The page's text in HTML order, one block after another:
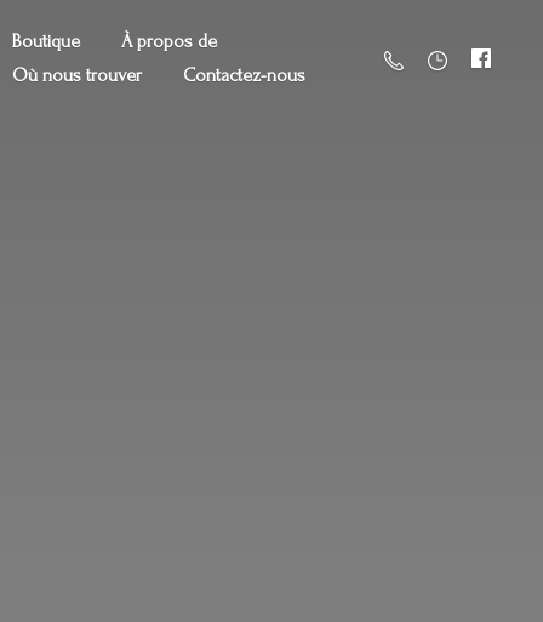
Boutique
À propos de
Où nous trouver
Contactez-nous